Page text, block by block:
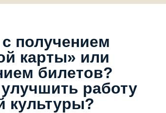
получением
карты» или
билетов?
улучшить работу
культуры?